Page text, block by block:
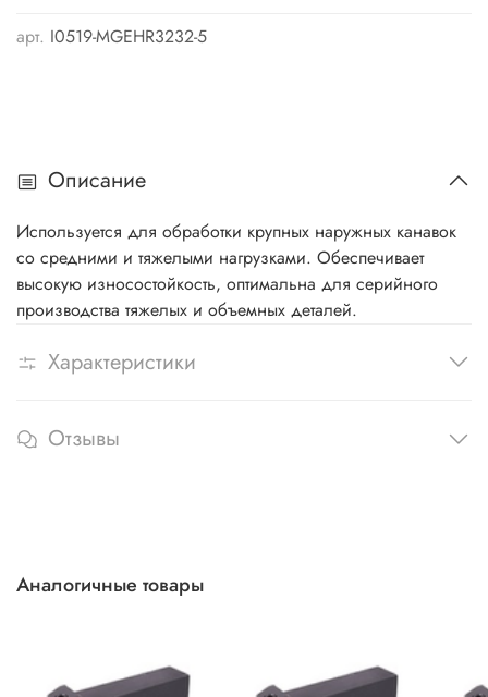
арт. I0519-MGEHR3232-5
Описание
Используется для обработки крупных наружных канавок
со средними и тяжелыми нагрузками. Обеспечивает
высокую износостойкость, оптимальна для серийного
производства тяжелых и объемных деталей.
Характеристики
Отзывы
Аналогичные товары